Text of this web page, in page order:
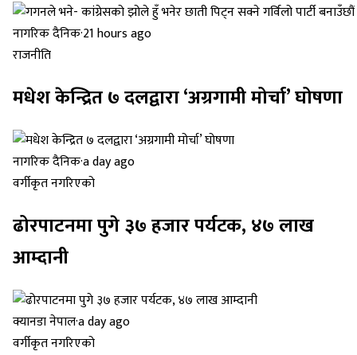
नागरिक दैनिक·21 hours ago
राजनीति
मधेश केन्द्रित ७ दलद्वारा ‘अग्रगामी मोर्चा’ घोषणा
नागरिक दैनिक·a day ago
वर्गीकृत नगरिएको
ढोरपाटनमा पुगे ३७ हजार पर्यटक, ४७ लाख
आम्दानी
क्यानडा नेपाल·a day ago
वर्गीकृत नगरिएको